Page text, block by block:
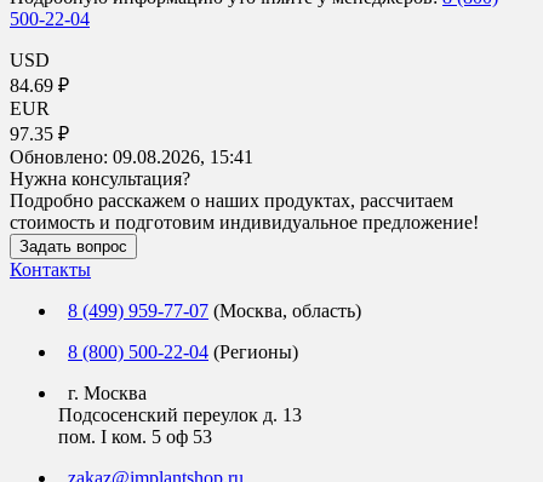
500-22-04
USD
84.69 ₽
EUR
97.35 ₽
Обновлено: 09.08.2026, 15:41
Нужна консультация?
Подробно расскажем о наших продуктах, рассчитаем
стоимость и подготовим индивидуальное предложение!
Задать вопрос
Контакты
8 (499) 959-77-07 (Москва, область)
8 (800) 500-22-04 (Регионы)
г. Москва
Подсосенский переулок д. 13
пом. I ком. 5 оф 53
zakaz@implantshop.ru